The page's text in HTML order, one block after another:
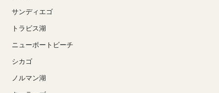
サンディエゴ
トラビス湖
ニューポートビーチ
シカゴ
ノルマン湖